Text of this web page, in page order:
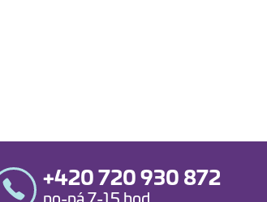
+420 720 930 872